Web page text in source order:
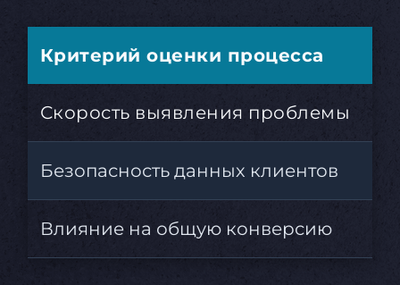
Критерий оценки процесса
Скорость выявления проблемы
Безопасность данных клиентов
Влияние на общую конверсию